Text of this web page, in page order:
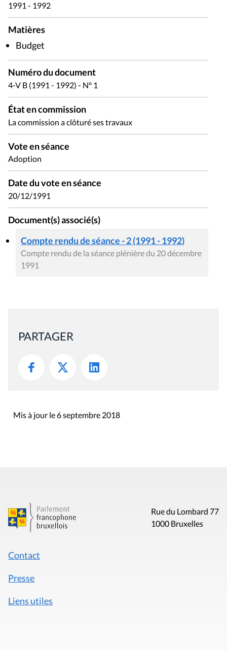
1991 - 1992
Matières
Budget
Numéro du document
4-V B (1991 - 1992) - N° 1
État en commission
La commission a clôturé ses travaux
Vote en séance
Adoption
Date du vote en séance
20/12/1991
Document(s) associé(s)
Compte rendu de séance - 2 (1991 - 1992)
Compte rendu de la séance plénière du 20 décembre
1991
PARTAGER
Mis à jour le 6 septembre 2018
Rue du Lombard 77
1000 Bruxelles
Contact
Presse
Liens utiles